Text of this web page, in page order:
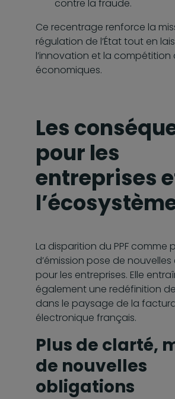
contre la fraude.
Ce recentrage renforce la
régulation de l’État tout en
l’innovation et la compétition
économiques.
Les
pour les
entreprises
La disparition du PPF comme
d’émission pose de
pour les entreprises. Elle
également une redéfinition
dans le paysage de la
électronique français.
Plus de clarté,
de nouvelles
obligations